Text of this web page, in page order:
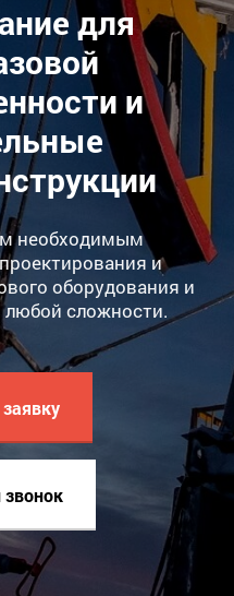
для
и
необходимым
и
оборудования и
любой сложности.